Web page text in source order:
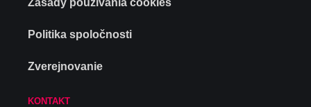
Zásady používania cookies
Politika spoločnosti
Zverejnovanie
KONTAKT